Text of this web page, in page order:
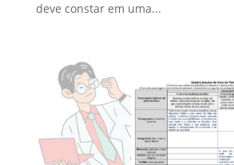
deve constar em uma...